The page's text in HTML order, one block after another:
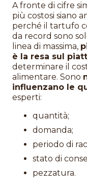
A fronte di cifre
più costosi siano
perché il tartufo
da record sono
linea di massima,
è la resa sul
determinare il
alimentare. Sono
influenzano le
esperti:
quantità;
domanda;
periodo di
stato di
pezzatura.